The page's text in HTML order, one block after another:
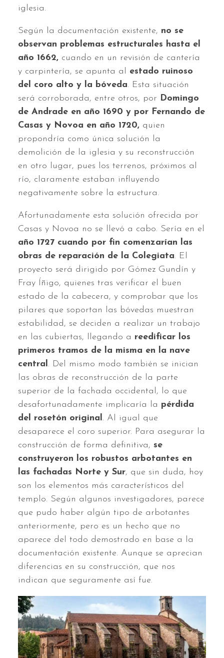
iglesia.
Según la documentación existente, no se
observan problemas estructurales hasta el
año 1662, cuando en un revisión de cantería
y carpintería, se apunta al estado ruinoso
del coro alto y la bóveda. Esta situación
será corroborada, entre otros, por Domingo
de Andrade en año 1690 y por Fernando de
Casas y Novoa en año 1720, quien
propondría como única solución la
demolición de la iglesia y su reconstrucción
en otro lugar, pues los terrenos, próximos al
río, claramente estaban influyendo
negativamente sobre la estructura.
Afortunadamente esta solución ofrecida por
Casas y Novoa no se llevó a cabo. Sería en el
año 1727 cuando por fin comenzarían las
obras de reparación de la Colegiata. El
proyecto será dirigido por Gómez Gundín y
Fray Íñigo, quienes tras verificar el buen
estado de la cabecera, y comprobar que los
pilares que soportan las bóvedas muestran
estabilidad, se deciden a realizar un trabajo
en las cubiertas, llegando a reedificar los
primeros tramos de la misma en la nave
central . Del mismo modo también se inician
las obras de reconstrucción de la parte
superior de la fachada occidental, lo que
desafortunadamente implicaría la pérdida
del rosetón original . Al igual que
desaparece el coro superior. Para asegurar la
construcción de forma definitiva, se
construyeron los robustos arbotantes en
las fachadas Norte y Sur, que sin duda, hoy
son los elementos más característicos del
templo. Según algunos investigadores, parece
que pudo haber algún tipo de arbotantes
anteriormente, pero es un hecho que no
aparece del todo demostrado en base a la
documentación existente. Aunque se aprecian
diferencias en su construcción, que nos
indican que seguramente así fue.